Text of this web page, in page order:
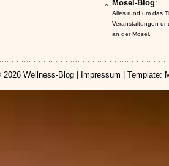
Mosel-Blog:
Alles rund um das
Veranstaltungen
an der Mosel.
2026 Wellness-Blog Impressum | Template: